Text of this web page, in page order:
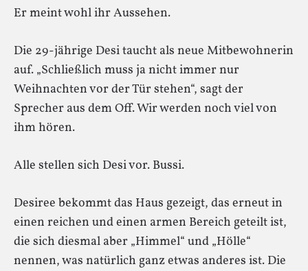
Er meint wohl ihr Aussehen.
Die 29-jährige Desi taucht als neue Mitbewohnerin
auf. „Schließlich muss ja nicht immer nur
Weihnachten vor der Tür stehen“, sagt der
Sprecher aus dem Off. Wir werden noch viel von
ihm hören.
Alle stellen sich Desi vor. Bussi.
Desiree bekommt das Haus gezeigt, das erneut in
einen reichen und einen armen Bereich geteilt ist,
die sich diesmal aber „Himmel“ und „Hölle“
nennen, was natürlich ganz etwas anderes ist. Die